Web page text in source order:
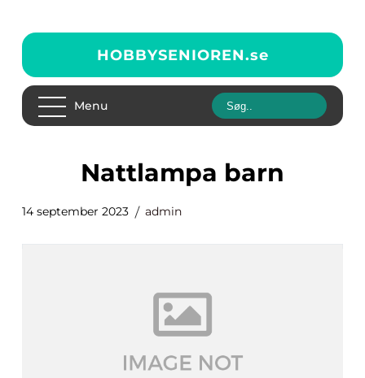
HOBBYSENIOREN.se
Menu
nattlampa barn
14 september 2023 admin